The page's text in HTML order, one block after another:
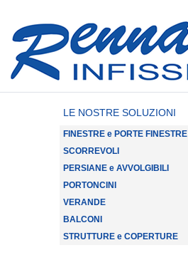
LE NOSTRE SOLUZIONI
FINESTRE e PORTE FINESTRE
SCORREVOLI
PERSIANE e AVVOLGIBILI
PORTONCINI
VERANDE
BALCONI
STRUTTURE e COPERTURE